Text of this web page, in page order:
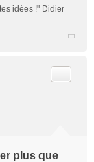
idées !" Didier
plus que